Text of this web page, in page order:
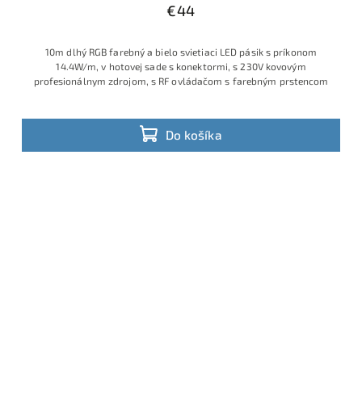
€44
Do košíka
10m dlhý RGB farebný a bielo svietiaci LED pásik s príkonom
14.4W/m, v hotovej sade s konektormi, s 230V kovovým
profesionálnym zdrojom, s RF ovládačom s farebným prstencom